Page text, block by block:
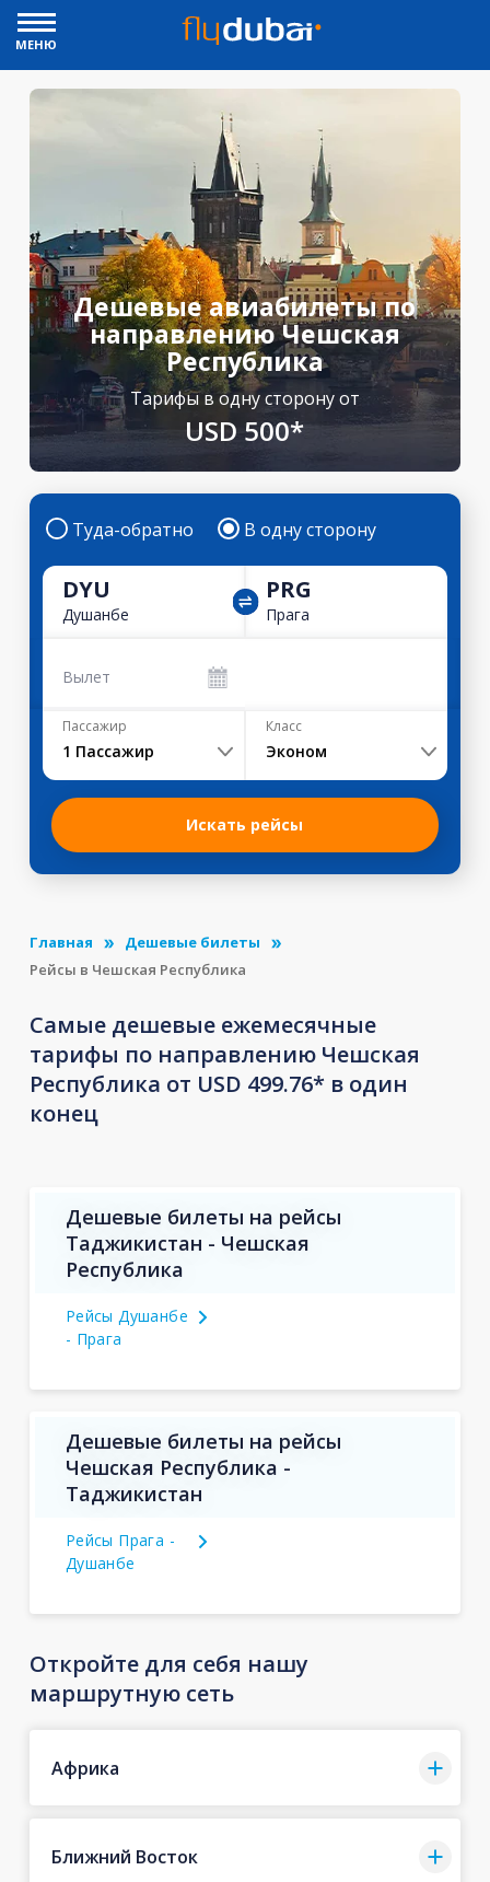
МЕНЮ
Дешевые авиабилеты по
направлению Чешская
Республика
Тарифы в одну сторону от
USD 500*
Туда-обратно В одну сторону
DYU
Душанбе
PRG
Прага
Вылет
Пассажир
1 Пассажир
Класс
Эконом
Искать рейсы
Главная
Дешевые билеты
Рейсы в Чешская Республика
Самые дешевые ежемесячные
тарифы по направлению Чешская
Республика от USD 499.76* в один
конец
Дешевые билеты на рейсы
Таджикистан - Чешская
Республика
Рейсы Душанбе
- Прага
Дешевые билеты на рейсы
Чешская Республика -
Таджикистан
Рейсы Прага -
Душанбе
Откройте для себя нашу
маршрутную сеть
Африка
Ближний Восток